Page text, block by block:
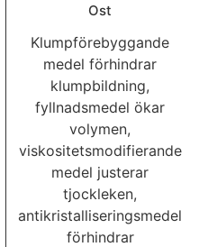
Ost
Klumpförebyggande
medel förhindrar
klumpbildning,
fyllnadsmedel ökar
volymen,
viskositetsmodifierande
medel justerar
tjockleken,
antikristalliseringsmedel
förhindrar